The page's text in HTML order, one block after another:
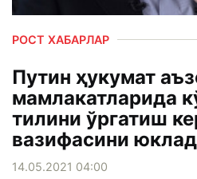
РОСТ ХАБАРЛАР
Путин ҳукумат
мамлакатларида
тилини ўргатиш
вазифасини
14.05.2021 04:00